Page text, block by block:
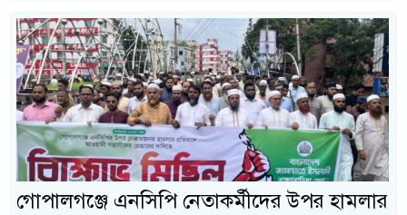
গোপালগঞ্জে এনসিপি নেতাকর্মীদের উপর হামলার